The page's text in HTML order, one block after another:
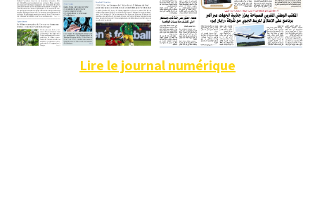
Lire le journal numérique